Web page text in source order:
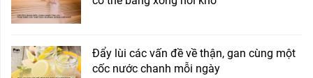
Đẩy lùi các vấn đề về thận, gan cùng một
cốc nước chanh mỗi ngày